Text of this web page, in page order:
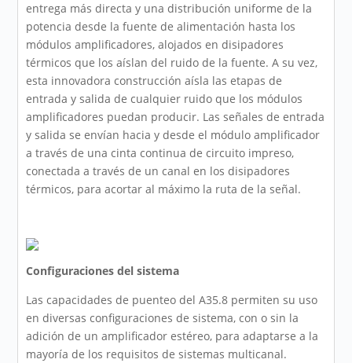
entrega más directa y una distribución uniforme de la
potencia desde la fuente de alimentación hasta los
módulos amplificadores, alojados en disipadores
térmicos que los aíslan del ruido de la fuente. A su vez,
esta innovadora construcción aísla las etapas de
entrada y salida de cualquier ruido que los módulos
amplificadores puedan producir. Las señales de entrada
y salida se envían hacia y desde el módulo amplificador
a través de una cinta continua de circuito impreso,
conectada a través de un canal en los disipadores
térmicos, para acortar al máximo la ruta de la señal.
Configuraciones del sistema
Las capacidades de puenteo del A35.8 permiten su uso
en diversas configuraciones de sistema, con o sin la
adición de un amplificador estéreo, para adaptarse a la
mayoría de los requisitos de sistemas multicanal.